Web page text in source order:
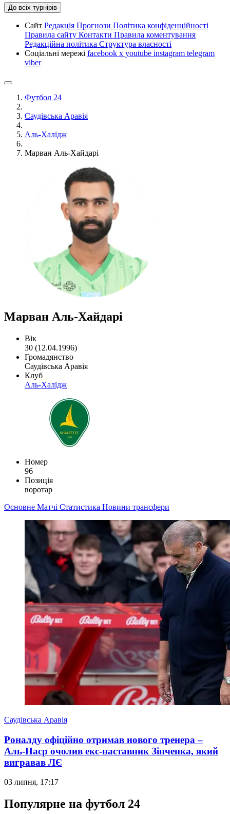
До всіх турнірів
Сайт Редакція Прогнози Політика конфіденційності
Правила сайту Контакти Правила коментування
Редакційна політика Структура власності
Соціальні мережі facebook x youtube instagram telegram
viber
Футбол 24
Саудівська Аравія
Аль-Халідж
Марван Аль-Хайдарі
Марван Аль-Хайдарі
Вік
30 (12.04.1996)
Громадянство
Саудівська Аравія
Клуб
Аль-Халідж
Номер
96
Позиція
воротар
Основне Матчі Статистика Новини трансфери
Саудівська Аравія
Роналду офіційно отримав нового тренера –
Аль-Наср очолив екс-наставник Зінченка, який
вигравав ЛЄ
03 липня, 17:17
Популярне на футбол 24